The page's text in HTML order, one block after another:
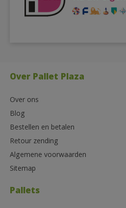
Over Pallet Plaza
Over ons
Blog
Bestellen en betalen
Retour zending
Algemene voorwaarden
Sitemap
Pallets